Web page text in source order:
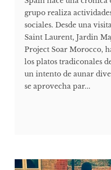
grupo realiza
sociales. Desde una
Saint Laurent, Jardin
Project Soar Morocco,
los platos tradiconales
un intento de aunar
se aprovecha par...